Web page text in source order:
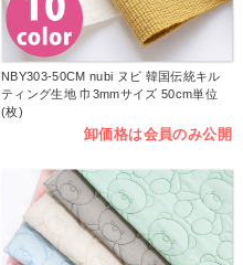
NBY303-50CM nubi ヌビ 韓国伝統キル
ティング生地 巾3mmサイズ 50cm単位
(枚)
卸価格は会員のみ公開